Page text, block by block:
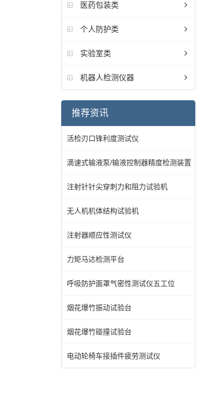
医药包装类
个人防护类
实验室类
机器人检测仪器
推荐资讯
活检刃口锋利度测试仪
滴速式输液泵/输液控制器精度检测装置
注射针针尖穿刺力和阻力试验机
无人机机体结构试验机
注射器顺应性测试仪
力矩马达检测平台
呼吸防护面罩气密性测试仪五工位
烟花爆竹振动试验台
烟花爆竹碰撞试验台
电动轮椅车接插件疲劳测试仪